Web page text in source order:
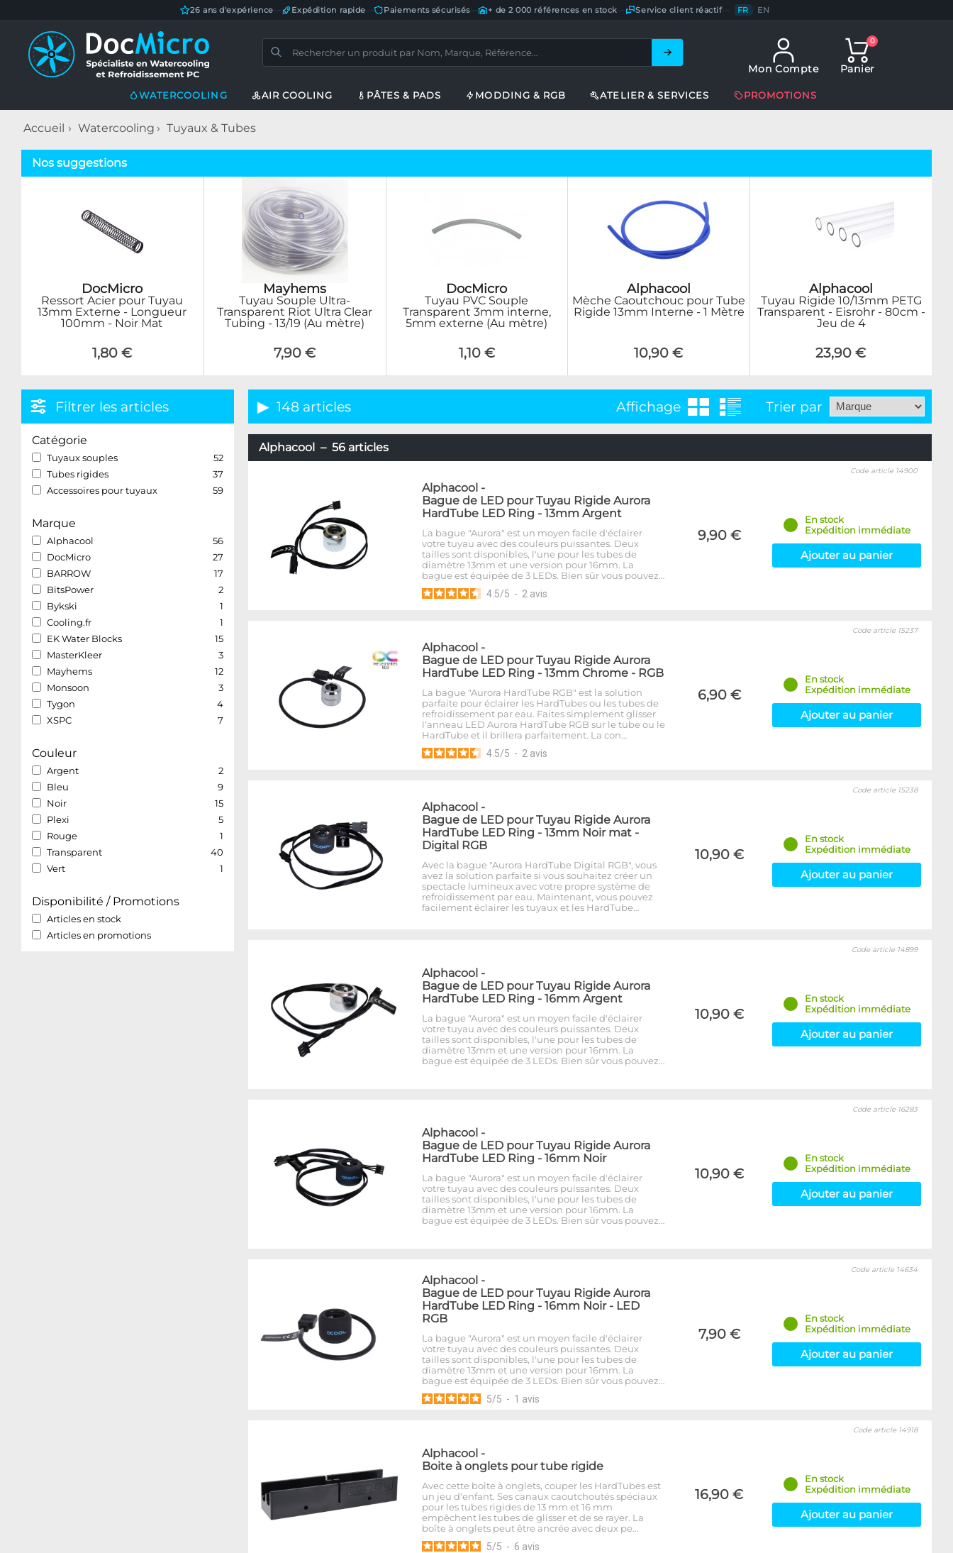
26 ans d'expérience Expédition rapide Paiements sécurisés— + de 2 000 références en stock Service client réactif— FR / EN
Mon Compte
0
Panier
WATERCOOLING AIR COOLING PÂTES & PADS MODDING & RGB ATELIER & SERVICES PROMOTIONS
Accueil Watercooling Tuyaux & Tubes
Nos suggestions
DocMicro
Ressort Acier pour Tuyau
13mm Externe - Longueur
100mm - Noir Mat
1,80 €
Mayhems
Tuyau Souple Ultra-
Transparent Riot Ultra Clear
Tubing - 13/19 (Au mètre)
7,90 €
DocMicro
Tuyau PVC Souple
Transparent 3mm interne,
5mm externe (Au mètre)
1,10 €
Alphacool
Mèche Caoutchouc pour Tube
Rigide 13mm Interne - 1 Mètre
10,90 €
Alphacool
Tuyau Rigide 10/13mm PETG
Transparent - Eisrohr - 80cm -
Jeu de 4
23,90 €
Filtrer les articles
Catégorie
Tuyaux souples
52
Tubes rigides
37
Accessoires pour tuyaux
59
Marque
Alphacool
56
DocMicro
27
BARROW
17
BitsPower
2
Bykski
1
Cooling.fr
1
EK Water Blocks
15
MasterKleer
3
Mayhems
12
Monsoon
3
Tygon
4
XSPC
7
Couleur
Argent
2
Bleu
9
Noir
15
Plexi
5
Rouge
1
Transparent
40
Vert
1
Disponibilité / Promotions
Articles en stock
Articles en promotions
148 articles Affichage Trier par
Alphacool – 56 articles
Alphacool -
Bague de LED pour Tuyau Rigide Aurora
HardTube LED Ring - 13mm Argent
La bague "Aurora" est un moyen facile d'éclairer
votre tuyau avec des couleurs puissantes. Deux
tailles sont disponibles, l'une pour les tubes de
diamètre 13mm et une version pour 16mm. La
bague est équipée de 3 LEDs. Bien sûr vous pouvez…
4.5/5 - 2 avis
9,90 €
Code article 14900
En stock
Expédition immédiate
Ajouter au panier
Alphacool -
Bague de LED pour Tuyau Rigide Aurora
HardTube LED Ring - 13mm Chrome - RGB
La bague "Aurora HardTube RGB" est la solution
parfaite pour éclairer les HardTubes ou les tubes de
refroidissement par eau. Faites simplement glisser
l'anneau LED Aurora HardTube RGB sur le tube ou le
HardTube et il brillera parfaitement. La con…
4.5/5 - 2 avis
6,90 €
Code article 15237
En stock
Expédition immédiate
Ajouter au panier
Alphacool -
Bague de LED pour Tuyau Rigide Aurora
HardTube LED Ring - 13mm Noir mat -
Digital RGB
Avec la bague "Aurora HardTube Digital RGB", vous
avez la solution parfaite si vous souhaitez créer un
spectacle lumineux avec votre propre système de
refroidissement par eau. Maintenant, vous pouvez
facilement éclairer les tuyaux et les HardTube…
10,90 €
Code article 15238
En stock
Expédition immédiate
Ajouter au panier
Alphacool -
Bague de LED pour Tuyau Rigide Aurora
HardTube LED Ring - 16mm Argent
La bague "Aurora" est un moyen facile d'éclairer
votre tuyau avec des couleurs puissantes. Deux
tailles sont disponibles, l'une pour les tubes de
diamètre 13mm et une version pour 16mm. La
bague est équipée de 3 LEDs. Bien sûr vous pouvez…
10,90 €
Code article 14899
En stock
Expédition immédiate
Ajouter au panier
Alphacool -
Bague de LED pour Tuyau Rigide Aurora
HardTube LED Ring - 16mm Noir
La bague "Aurora" est un moyen facile d'éclairer
votre tuyau avec des couleurs puissantes. Deux
tailles sont disponibles, l'une pour les tubes de
diamètre 13mm et une version pour 16mm. La
bague est équipée de 3 LEDs. Bien sûr vous pouvez…
10,90 €
Code article 16283
En stock
Expédition immédiate
Ajouter au panier
Alphacool -
Bague de LED pour Tuyau Rigide Aurora
HardTube LED Ring - 16mm Noir - LED
RGB
La bague "Aurora" est un moyen facile d'éclairer
votre tuyau avec des couleurs puissantes. Deux
tailles sont disponibles, l'une pour les tubes de
diamètre 13mm et une version pour 16mm. La
bague est équipée de 3 LEDs. Bien sûr vous pouvez…
5/5 - 1 avis
7,90 €
Code article 14634
En stock
Expédition immédiate
Ajouter au panier
Alphacool -
Boite à onglets pour tube rigide
Avec cette boîte à onglets, couper les HardTubes est
un jeu d'enfant. Ses canaux caoutchoutés spéciaux
pour les tubes rigides de 13 mm et 16 mm
empêchent les tubes de glisser et de se rayer. La
boîte à onglets peut être ancrée avec deux pe…
5/5 - 6 avis
16,90 €
Code article 14918
En stock
Expédition immédiate
Ajouter au panier